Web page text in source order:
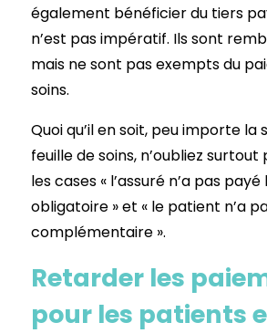
également bénéficier du tiers
n’est pas impératif. Ils sont
mais ne sont pas exempts du
soins.
Quoi qu’il en soit, peu importe la
feuille de soins, n’oubliez
les cases « l’assuré n’a pas
obligatoire » et « le patient n’a
complémentaire ».
Retarder les
pour les patients